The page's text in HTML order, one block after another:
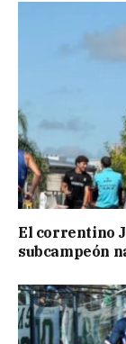
El correntino
subcampeón